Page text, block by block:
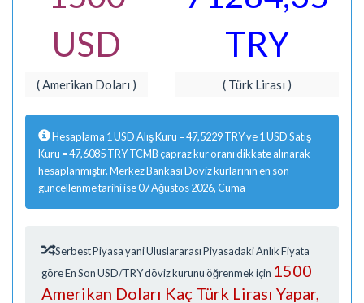
USD
TRY
( Amerikan Doları ) ( Türk Lirası )
Hesaplama 1 USD Alış Kuru = 47,5229 TRY ve 1 USD Satış
Kuru = 47,6085 TRY TCMB çapraz kur oranı dikkate alınarak
hesaplanmıştır. Merkez Bankası Döviz kurlarının en son
güncellenme tarihi ise 07 Ağustos 2026, Cuma
Serbest Piyasa yani Uluslararası Piyasadaki Anlık Fiyata
göre En Son USD/TRY döviz kurunu öğrenmek için 1500
Amerikan Doları Kaç Türk Lirası Yapar,